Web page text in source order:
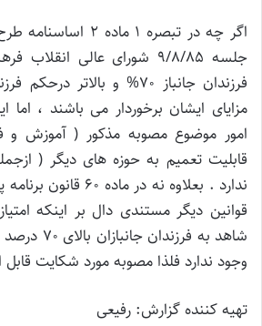
جلسه 9/8/85 شورای عالی
فرزندان جانباز 70% و
مزایای ایشان برخوردار می باشند ،
امور موضوع مصوبه مذکور ( آموزش
قابلیت تعمیم به حوزه های دیگر (
ندارد . بعلاوه نه در
قوانین دیگر مستندی دال بر اینکه
شاهد به
وجود ندارد فلذا مصوبه مورد شکایت
تهیه کننده گزارش: رفیعی